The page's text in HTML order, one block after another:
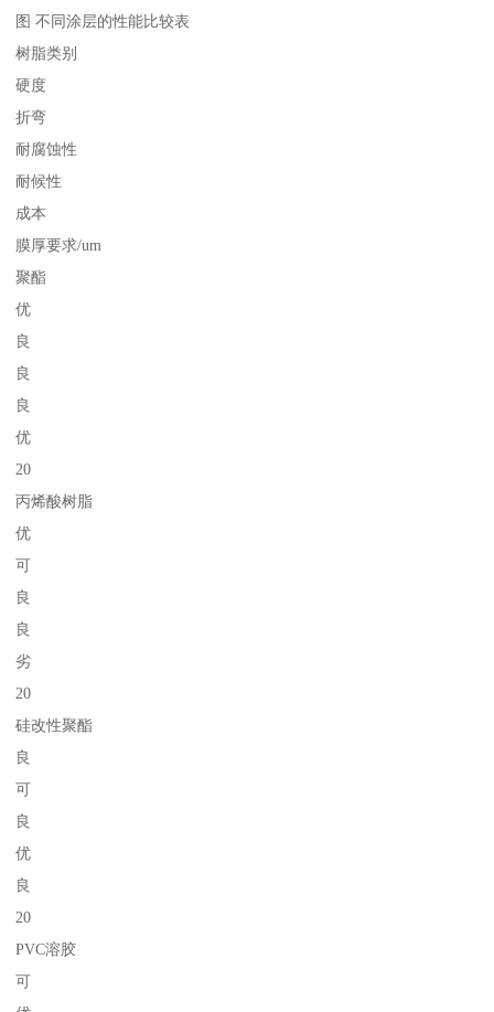
图 不同涂层的性能比较表
树脂类别
硬度
折弯
耐腐蚀性
耐候性
成本
膜厚要求/um
聚酯
优
良
良
良
优
20
丙烯酸树脂
优
可
良
良
劣
20
硅改性聚酯
良
可
良
优
良
20
PVC溶胶
可